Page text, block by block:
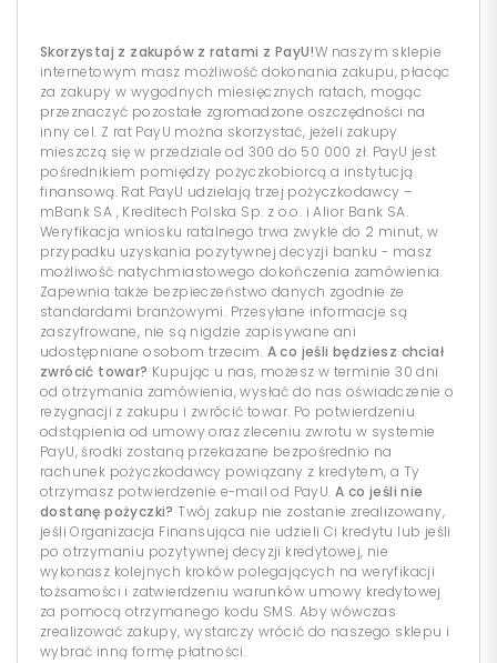
Skorzystaj z zakupów z ratami z PayU!W naszym sklepie
internetowym masz możliwość dokonania zakupu, płacąc
za zakupy w wygodnych miesięcznych ratach, mogąc
przeznaczyć pozostałe zgromadzone oszczędności na
inny cel. Z rat PayU można skorzystać, jeżeli zakupy
mieszczą się w przedziale od 300 do 50 000 zł. PayU jest
pośrednikiem pomiędzy pożyczkobiorcą a instytucją
finansową. Rat PayU udzielają trzej pożyczkodawcy –
mBank SA , Kreditech Polska Sp. z o.o. i Alior Bank SA.
Weryfikacja wniosku ratalnego trwa zwykle do 2 minut, w
przypadku uzyskania pozytywnej decyzji banku - masz
możliwość natychmiastowego dokończenia zamówienia.
Zapewnia także bezpieczeństwo danych zgodnie ze
standardami branżowymi. Przesyłane informacje są
zaszyfrowane, nie są nigdzie zapisywane ani
udostępniane osobom trzecim. A co jeśli będziesz chciał
zwrócić towar? Kupując u nas, możesz w terminie 30 dni
od otrzymania zamówienia, wysłać do nas oświadczenie o
rezygnacji z zakupu i zwrócić towar. Po potwierdzeniu
odstąpienia od umowy oraz zleceniu zwrotu w systemie
PayU, środki zostaną przekazane bezpośrednio na
rachunek pożyczkodawcy powiązany z kredytem, a Ty
otrzymasz potwierdzenie e-mail od PayU. A co jeśli nie
dostanę pożyczki? Twój zakup nie zostanie zrealizowany,
jeśli Organizacja Finansująca nie udzieli Ci kredytu lub jeśli
po otrzymaniu pozytywnej decyzji kredytowej, nie
wykonasz kolejnych kroków polegających na weryfikacji
tożsamości i zatwierdzeniu warunków umowy kredytowej
za pomocą otrzymanego kodu SMS. Aby wówczas
zrealizować zakupy, wystarczy wrócić do naszego sklepu i
wybrać inną formę płatności.